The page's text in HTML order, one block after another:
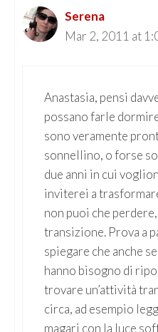
Serena
Mar 2, 2011 at
Anastasia, pensi
possano farle
sono veramente
sonnellino, o forse
due anni in cui
inviterei a
non puoi che
transizione. Prova a
spiegare che anche
hanno bisogno di
trovare un’attività
circa, ad esempio
magari con la luce